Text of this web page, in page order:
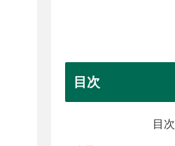
目次
目次